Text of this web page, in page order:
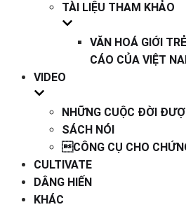
TÀI LIỆU THAM KHẢO
VĂN HOÁ GIỚI
CÁO CỦA VIỆT
VIDEO
NHỮNG CUỘC ĐỜI
SÁCH NÓI
CÔNG CỤ CHO
CULTIVATE
DÂNG HIẾN
KHÁC